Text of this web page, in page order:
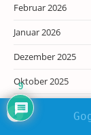
Februar 2026
Januar 2026
Dezember 2025
Oktober 2025
Mai 2025
9